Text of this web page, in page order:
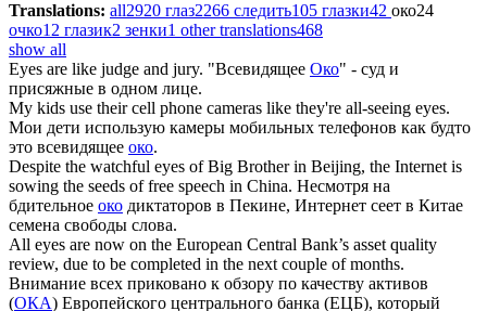
Translations: all2920 глаз2266 следить105 глазки42 око24
очко12 глазик2 зенки1 other translations468
show all
Eyes are like judge and jury. "Всевидящее Око" - суд и
присяжные в одном лице.
My kids use their cell phone cameras like they're all-seeing eyes.
Мои дети использую камеры мобильных телефонов как будто
это всевидящее око.
Despite the watchful eyes of Big Brother in Beijing, the Internet is
sowing the seeds of free speech in China. Несмотря на
бдительное око диктаторов в Пекине, Интернет сеет в Китае
семена свободы слова.
All eyes are now on the European Central Bank’s asset quality
review, due to be completed in the next couple of months.
Внимание всех приковано к обзору по качеству активов
(ОКА) Европейского центрального банка (ЕЦБ), который